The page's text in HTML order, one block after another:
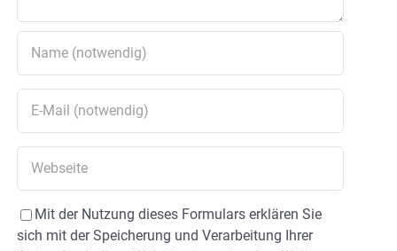
Mit der Nutzung dieses Formulars erklären Sie
sich mit der Speicherung und Verarbeitung Ihrer